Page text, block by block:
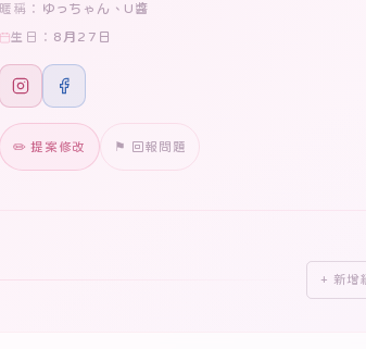
暱稱： ゆっちゃん、U醬
生日： 8月27日
✏️ 提案修改 ⚑ 回報問題
+ 新增